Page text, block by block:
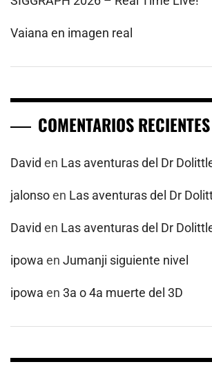
Vaiana en imagen real
COMENTARIOS RECIENTES
David en Las aventuras del Dr
jalonsoen Las aventuras del Dr
David en Las aventuras del Dr
ipowa en Jumanji siguiente nivel
ipowa en 3a o 4a muerte del 3D